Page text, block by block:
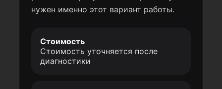
нужен именно этот вариант работы.
Стоимость
Стоимость уточняется после
диагностики